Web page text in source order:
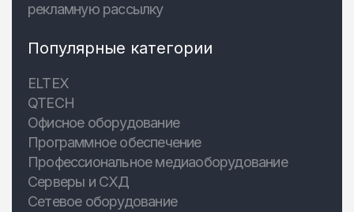
рекламную рассылку
Популярные категории
ELTEX
QTECH
Офисное оборудование
Программное обеспечение
Профессиональное медиаоборудование
Серверы и СХД
Сетевое оборудование